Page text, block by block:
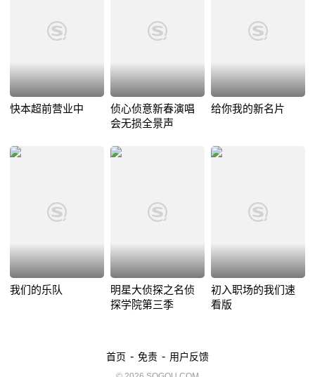
快本超前营业中
侦心侦意新春演唱
会无损全景声
给你我的新名片
我们的乐队
明星大侦探之名侦
探学院第三季
初入职场的我们速
看版
首页 - 免责 - 用户反馈